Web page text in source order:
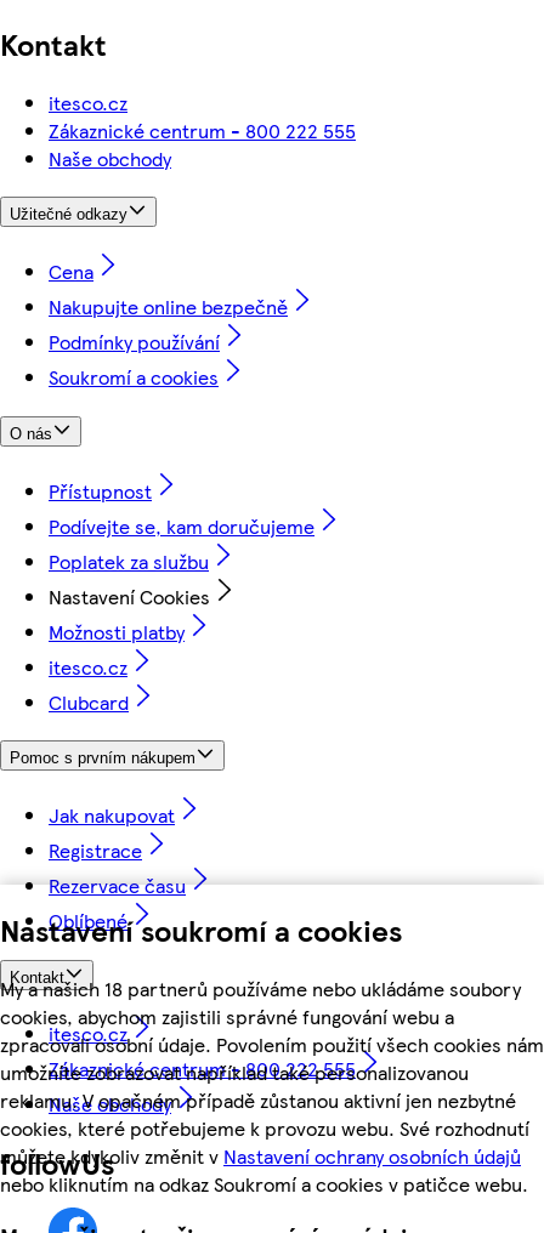
Nastavení soukromí a cookies
My a našich 18 partnerů používáme nebo ukládáme soubory
cookies, abychom zajistili správné fungování webu a
zpracovali osobní údaje. Povolením použití všech cookies nám
umožníte zobrazovat například také personalizovanou
reklamu. V opačném případě zůstanou aktivní jen nezbytné
cookies, které potřebujeme k provozu webu. Své rozhodnutí
můžete kdykoliv změnit v Nastavení ochrany osobních údajů
nebo kliknutím na odkaz Soukromí a cookies v patičce webu.
Kontakt
itesco.cz
Zákaznické centrum - 800 222 555
Naše obchody
Užitečné odkazy
Cena
Nakupujte online bezpečně
Podmínky používání
Soukromí a cookies
O nás
Přístupnost
Podívejte se, kam doručujeme
Poplatek za službu
Nastavení Cookies
Možnosti platby
itesco.cz
Clubcard
Pomoc s prvním nákupem
Jak nakupovat
Registrace
Rezervace času
Oblíbené
Kontakt
itesco.cz
Zákaznické centrum - 800 222 555
Naše obchody
followUs